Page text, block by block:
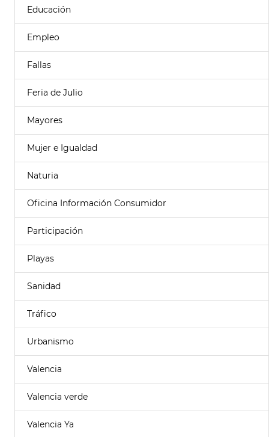
Educación
Empleo
Fallas
Feria de Julio
Mayores
Mujer e Igualdad
Naturia
Oficina Información Consumidor
Participación
Playas
Sanidad
Tráfico
Urbanismo
Valencia
Valencia verde
Valencia Ya